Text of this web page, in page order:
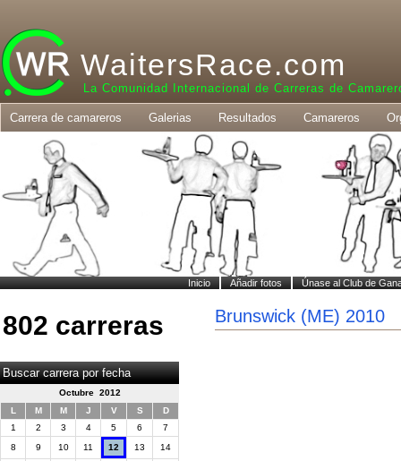
WaitersRace.com
La Comunidad Internacional de Carreras de
Carrera de camareros Galerias Resultados Camareros
Inicio Añadir fotos Únase al Club de
802 carreras
Buscar carrera por fecha
Octubre 2012
L
M M J V S
D
1
2 3 4 5 6
7
8
9 10 11 12 13
14
Brunswick (ME) 2010